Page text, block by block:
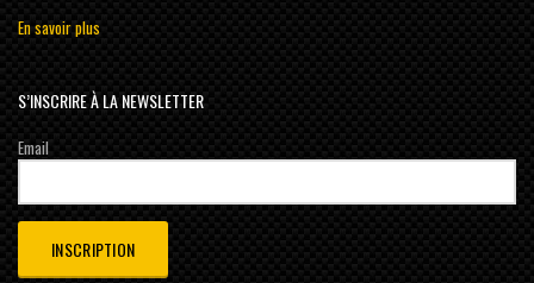
En savoir plus
S’INSCRIRE À LA NEWSLETTER
Email